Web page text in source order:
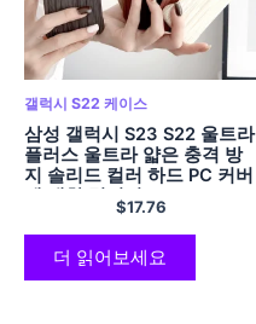
갤럭시 S22 케이스
삼성 갤럭시 S23 S22 울트라
플러스 울트라 얇은 충격 방
지 솔리드 컬러 하드 PC 커버
에 대한 럭셔리 Frameless
나무 질감 전화 케이스
$17.76
더 읽어보세요